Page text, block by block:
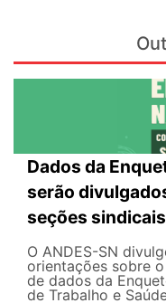
Dados da
serão
seções sindicais
O ANDES-SN
orientações sobre
de dados da
de Trabalho e